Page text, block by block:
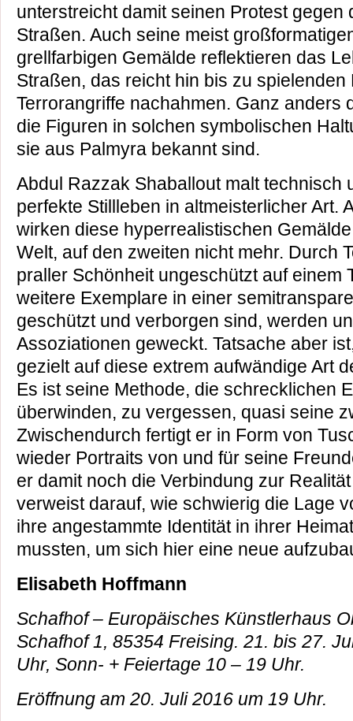
unterstreicht damit seinen Protest gegen
Straßen. Auch seine meist
grellfarbigen Gemälde reflektieren das
Straßen, das reicht hin bis zu spielenden
Terrorangriffe nachahmen. Ganz anders
die Figuren in solchen symbolischen
sie aus Palmyra bekannt sind.
Abdul Razzak Shaballout malt technisch
perfekte Stillleben in altmeisterlicher Art.
wirken diese hyperrealistischen
Welt, auf den zweiten nicht mehr. Durch
praller Schönheit ungeschützt auf einem
weitere Exemplare in einer
geschützt und verborgen sind, werden
Assoziationen geweckt. Tatsache aber
gezielt auf diese extrem aufwändige Art
Es ist seine Methode, die schrecklichen
überwinden, zu vergessen, quasi seine
Zwischendurch fertigt er in Form von
wieder Portraits von und für seine
er damit noch die Verbindung zur
verweist darauf, wie schwierig die Lage
ihre angestammte Identität in ihrer
mussten, um sich hier eine neue
Elisabeth Hoffmann
Schafhof – Europäisches Künstlerhaus
Schafhof 1, 85354 Freising. 21. bis 27.
Uhr, Sonn- + Feiertage 10 – 19 Uhr.
Eröffnung am 20. Juli 2016 um 19 Uhr.